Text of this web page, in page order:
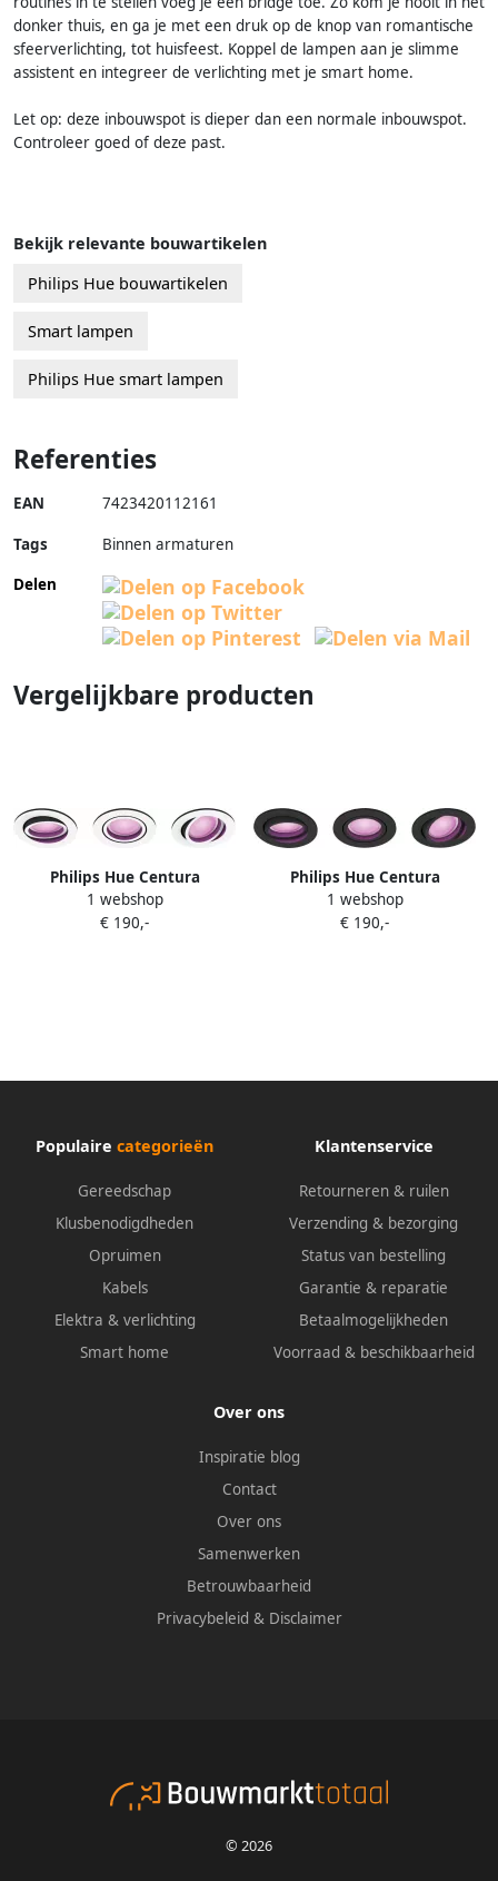
donker thuis, en ga je met een druk op de knop van romantische
sfeerverlichting, tot huisfeest. Koppel de lampen aan je slimme
assistent en integreer de verlichting met je smart home.
Let op: deze inbouwspot is dieper dan een normale inbouwspot.
Controleer goed of deze past.
Bekijk relevante bouwartikelen
Philips Hue bouwartikelen
Smart lampen
Philips Hue smart lampen
Referenties
EAN 7423420112161
Tags
Binnen armaturen
Delen
Vergelijkbare producten
Philips Hue Centura
inbouwspot White and Color
rond Wit 3-pack
1 webshop
€ 190,-
Philips Hue Centura
inbouwspot White and Color
rond Zwart 3-pack
1 webshop
€ 190,-
Populaire categorieën
Gereedschap
Klusbenodigdheden
Opruimen
Kabels
Elektra & verlichting
Smart home
Klantenservice
Retourneren & ruilen
Verzending & bezorging
Status van bestelling
Garantie & reparatie
Betaalmogelijkheden
Voorraad & beschikbaarheid
Over ons
Inspiratie blog
Contact
Over ons
Samenwerken
Betrouwbaarheid
Privacybeleid & Disclaimer
© 2026